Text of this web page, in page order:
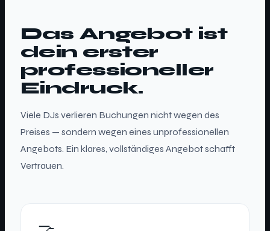
Das Angebot ist
dein erster
professioneller
Eindruck.
Viele DJs verlieren Buchungen nicht wegen des
Preises — sondern wegen eines unprofessionellen
Angebots. Ein klares, vollständiges Angebot schafft
Vertrauen.